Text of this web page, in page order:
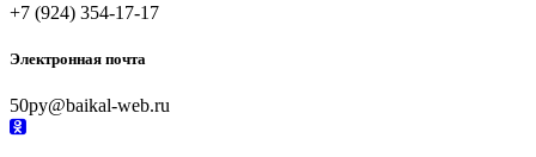
+7 (924) 354-17-17
Электронная почта
50py@baikal-web.ru